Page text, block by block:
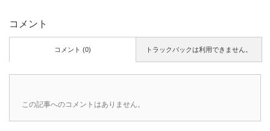
コメント
トラックバックは利用できません。
コメント (0)
この記事へのコメントはありません。